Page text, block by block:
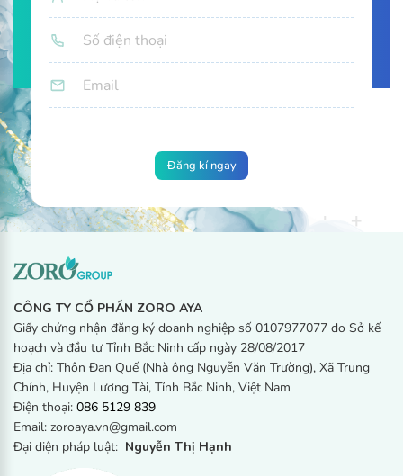
giúp răng chắc khỏe.
Không được nuốt khi sử dụng, để xa tầm tay trẻ em.
Ngưng sử dụng nếu mẫn cảm với bất kỳ thành phần nào của
sản phẩm.
CÔNG TY CỔ PHẦN ZORO AYA
Giấy chứng nhận đăng ký doanh nghiệp số 0107977077 do Sở kế
hoạch và đầu tư Tỉnh Bắc Ninh cấp ngày 28/08/2017
Địa chỉ: Thôn Đan Quế (Nhà ông Nguyễn Văn Trường), Xã Trung
Chính, Huyện Lương Tài, Tỉnh Bắc Ninh, Việt Nam
Điện thoại: 086 5129 839
Email: zoroaya.vn@gmail.com
Đại diện pháp luật: Nguyễn Thị Hạnh